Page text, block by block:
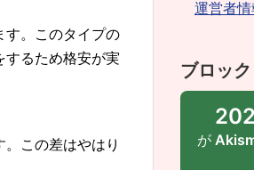
す。このタイプの
するため格安が実
この差はやはり
運営者情
ブロッ
が